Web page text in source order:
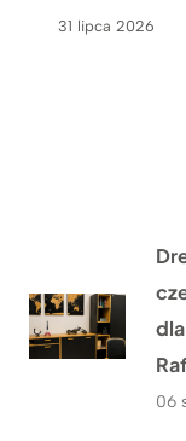
31 lipca 2026
06